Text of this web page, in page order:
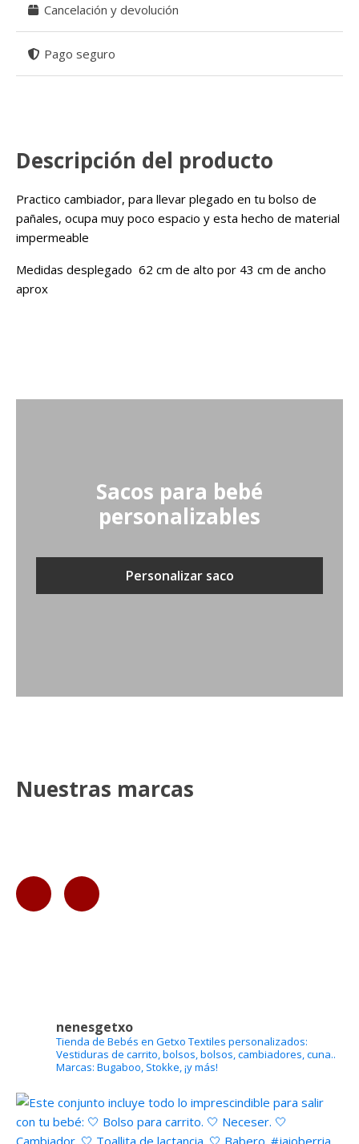
Cancelación y devolución
Pago seguro
Descripción del producto
Practico cambiador, para llevar plegado en tu bolso de
pañales, ocupa muy poco espacio y esta hecho de material
impermeable
Medidas desplegado 62 cm de alto por 43 cm de ancho
aprox
Sacos para bebé
personalizables
Personalizar saco
Nuestras marcas
nenesgetxo
Tienda de Bebés en Getxo Textiles personalizados:
Vestiduras de carrito, bolsos, bolsos, cambiadores, cuna..
Marcas: Bugaboo, Stokke, ¡y más!